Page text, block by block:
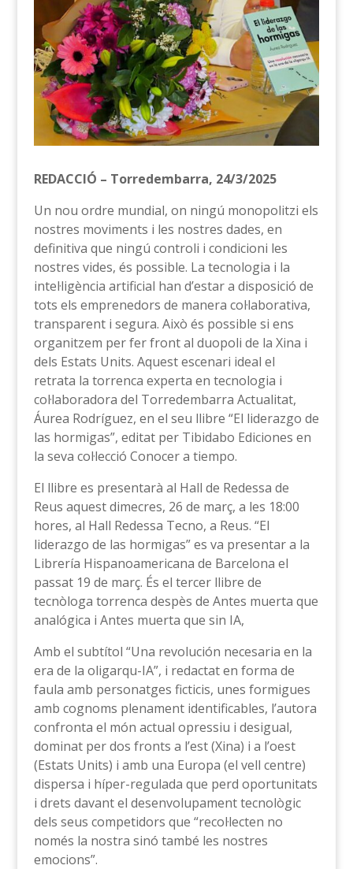
REDACCIÓ – Torredembarra, 24/3/2025
Un nou ordre mundial, on ningú monopolitzi els
nostres moviments i les nostres dades, en
definitiva que ningú controli i condicioni les
nostres vides, és possible. La tecnologia i la
intel·ligència artificial han d’estar a disposició de
tots els emprenedors de manera col·laborativa,
transparent i segura. Això és possible si ens
organitzem per fer front al duopoli de la Xina i
dels Estats Units. Aquest escenari ideal el
retrata la torrenca experta en tecnologia i
col·laboradora del Torredembarra Actualitat,
Áurea Rodríguez, en el seu llibre “El liderazgo de
las hormigas”, editat per Tibidabo Ediciones en
la seva col·lecció Conocer a tiempo.
El llibre es presentarà al Hall de Redessa de
Reus aquest dimecres, 26 de març, a les 18:00
hores, al Hall Redessa Tecno, a Reus. “El
liderazgo de las hormigas” es va presentar a la
Librería Hispanoamericana de Barcelona el
passat 19 de març. És el tercer llibre de
tecnòloga torrenca despès de Antes muerta que
analógica i Antes muerta que sin IA,
Amb el subtítol “Una revolución necesaria en la
era de la oligarqu-IA”, i redactat en forma de
faula amb personatges ficticis, unes formigues
amb cognoms plenament identificables, l’autora
confronta el món actual opressiu i desigual,
dominat per dos fronts a l’est (Xina) i a l’oest
(Estats Units) i amb una Europa (el vell centre)
dispersa i híper-regulada que perd oportunitats
i drets davant el desenvolupament tecnològic
dels seus competidors que “recol·lecten no
només la nostra sinó també les nostres
emocions”.